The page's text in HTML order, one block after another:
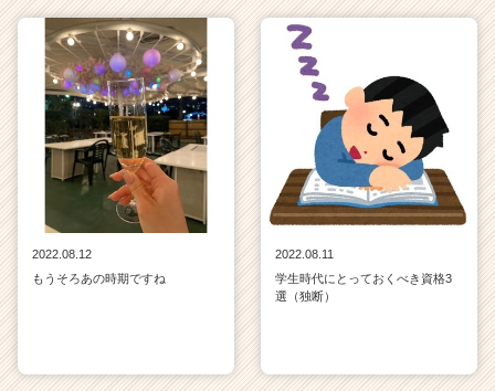
2022.08.12
もうそろあの時期ですね
2022.08.11
学生時代にとっておくべき資格3
選（独断）